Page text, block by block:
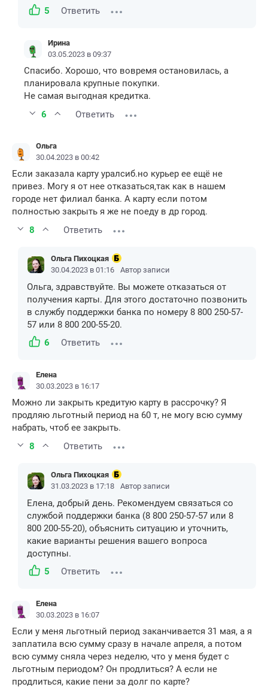
5
Ответить
Ирина
03.05.2023 в 09:37
Спасибо. Хорошо, что вовремя остановилась, а
планировала крупные покупки.
Не самая выгодная кредитка.
6
Ответить
Ольга
30.04.2023 в 00:42
Если заказала карту уралсиб.но курьер ее ещё не
привез. Могу я от нее отказаться,так как в нашем
городе нет филиал банка. А карту если потом
полностью закрыть я же не поеду в др город.
8
Ответить
Ольга Пихоцкая
30.04.2023 в 01:16
Автор записи
Ольга, здравствуйте. Вы можете отказаться от
получения карты. Для этого достаточно позвонить
в службу поддержки банка по номеру 8 800 250-57-
57 или 8 800 200-55-20.
6
Ответить
Елена
30.03.2023 в 16:17
Можно ли закрыть кредитую карту в рассрочку? Я
продляю льготный период на 60 т, не могу всю сумму
набрать, чтоб ее закрыть.
8
Ответить
Ольга Пихоцкая
31.03.2023 в 17:18
Автор записи
Елена, добрый день. Рекомендуем связаться со
службой поддержки банка (8 800 250-57-57 или 8
800 200-55-20), объяснить ситуацию и уточнить,
какие варианты решения вашего вопроса
доступны.
5
Ответить
Елена
30.03.2023 в 16:07
Если у меня льготный период заканчивается 31 мая, а я
заплатила всю сумму сразу в начале апреля, а потом
всю сумму сняла через неделю, что у меня будет с
льготным периодом? Он продлиться? А если не
продлиться, какие пени за долг по карте?